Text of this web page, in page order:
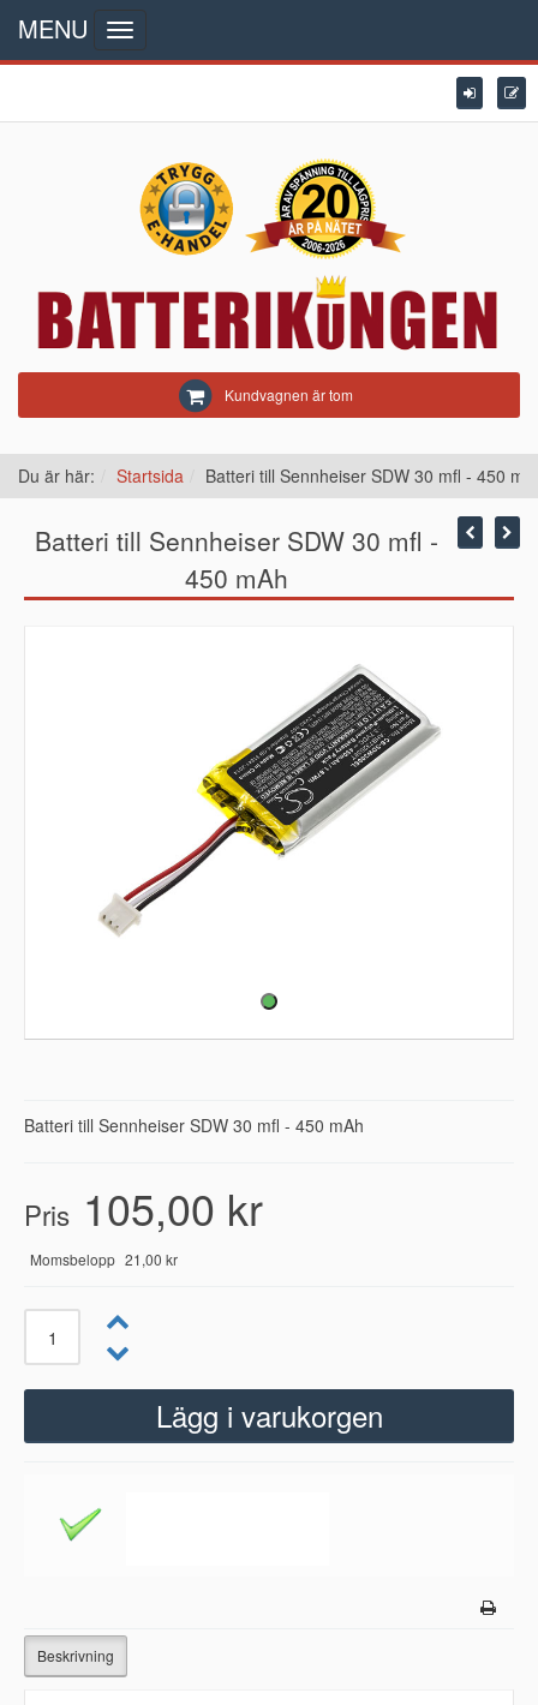
Kundvagnen är tom
MENU
Toggle
navigation
Du är här: Startsida Batteri till Sennheiser SDW 30 mfl - 450
Batteri till Sennheiser SDW 30 mfl -
450 mAh
Batteri till Sennheiser SDW 30 mfl - 450 mAh
Pris 105,00 kr
Momsbelopp 21,00 kr
Beskrivning